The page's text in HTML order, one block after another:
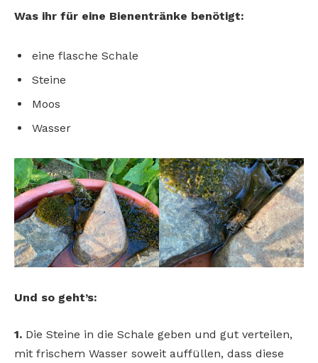
Was ihr für eine Bienentränke benötigt:
eine flasche Schale
Steine
Moos
Wasser
Und so geht’s:
1. Die Steine in die Schale geben und gut verteilen,
mit frischem Wasser soweit auffüllen, dass diese